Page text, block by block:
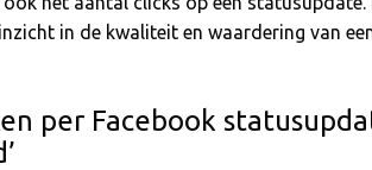
in de kwaliteit en waardering van
per Facebook